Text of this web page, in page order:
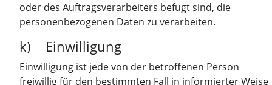
oder des Auftragsverarbeiters befugt sind, die
personenbezogenen Daten zu verarbeiten.
k) Einwilligung
Einwilligung ist jede von der betroffenen Person
freiwillig für den bestimmten Fall in informierter Weise